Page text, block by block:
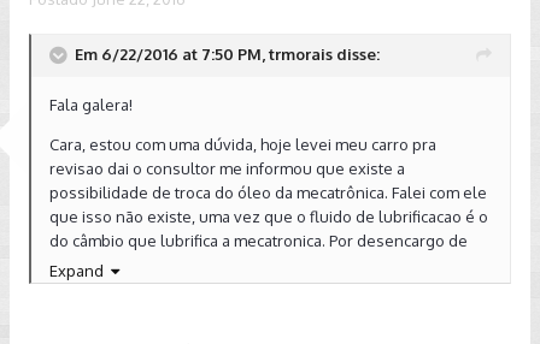
Em 6/22/2016 at 7:50 PM, trmorais disse:
Fala galera!
Cara, estou com uma dúvida, hoje levei meu carro pra
revisao dai o consultor me informou que existe a
possibilidade de troca do óleo da mecatrônica. Falei com ele
que isso não existe, uma vez que o fluido de lubrificacao é o
do câmbio que lubrifica a mecatronica. Por desencargo de
consiencia, gostaria de saber se é empurroterapia ou se
realmente existe o bendito oleo de lubrificacao da
Expand